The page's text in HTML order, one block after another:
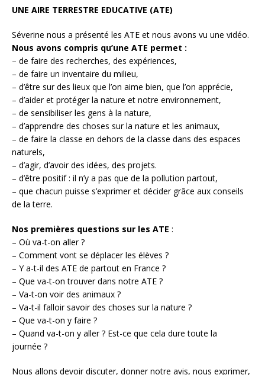
UNE AIRE TERRESTRE EDUCATIVE (ATE)
Séverine nous a présenté les ATE et nous avons vu une vidéo.
Nous avons compris qu’une ATE permet :
– de faire des recherches, des expériences,
– de faire un inventaire du milieu,
– d’être sur des lieux que l’on aime bien, que l’on apprécie,
– d’aider et protéger la nature et notre environnement,
– de sensibiliser les gens à la nature,
– d’apprendre des choses sur la nature et les animaux,
– de faire la classe en dehors de la classe dans des espaces
naturels,
– d’agir, d’avoir des idées, des projets.
– d’être positif : il n’y a pas que de la pollution partout,
– que chacun puisse s’exprimer et décider grâce aux conseils
de la terre.
Nos premières questions sur les ATE :
– Où va-t-on aller ?
– Comment vont se déplacer les élèves ?
– Y a-t-il des ATE de partout en France ?
– Que va-t-on trouver dans notre ATE ?
– Va-t-on voir des animaux ?
– Va-t-il falloir savoir des choses sur la nature ?
– Que va-t-on y faire ?
– Quand va-t-on y aller ? Est-ce que cela dure toute la
journée ?
Nous allons devoir discuter, donner notre avis, nous exprimer,